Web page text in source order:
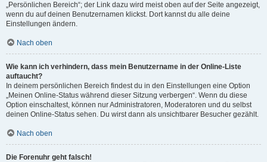
„Persönlichen Bereich“; der Link dazu wird meist oben auf der Seite angezeigt,
wenn du auf deinen Benutzernamen klickst. Dort kannst du alle deine
Einstellungen ändern.
Nach oben
Wie kann ich verhindern, dass mein Benutzername in der Online-Liste
auftaucht?
In deinem persönlichen Bereich findest du in den Einstellungen eine Option
„Meinen Online-Status während dieser Sitzung verbergen“. Wenn du diese
Option einschaltest, können nur Administratoren, Moderatoren und du selbst
deinen Online-Status sehen. Du wirst dann als unsichtbarer Besucher gezählt.
Nach oben
Die Forenuhr geht falsch!